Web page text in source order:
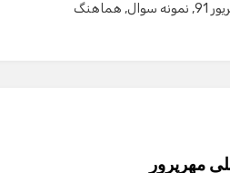
91
, نمونه سوال, هماهنگ
مهرپرور